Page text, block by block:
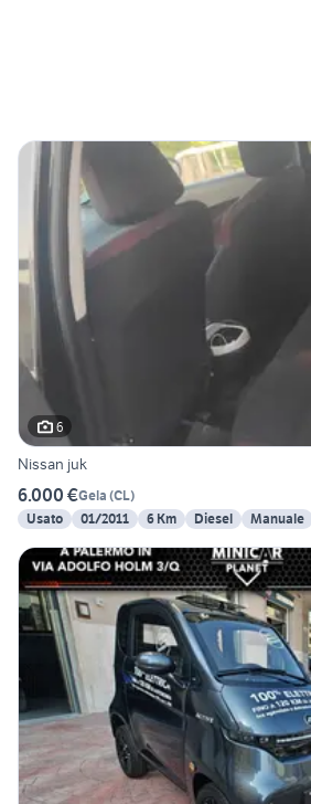
6
Nissan juk
6.000 €Gela (CL)
Usato
01/2011 6 Km Diesel Manuale